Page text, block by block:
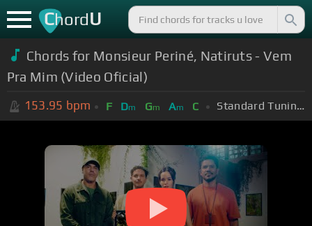
ChordU
Chords for Monsieur Periné, Natiruts - Vem
Pra Mim (Video Oficial)
153.95 bpm F Dm Gm Am C Standard Tuning (EADGBE)